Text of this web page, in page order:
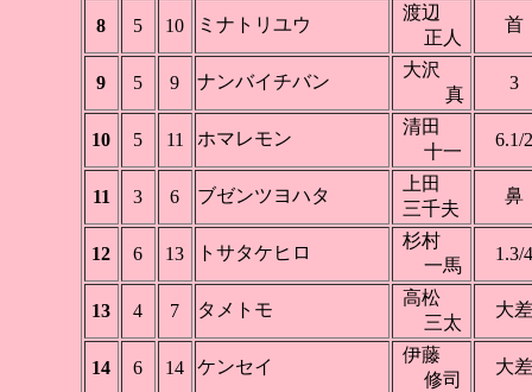
8 5 10 ミナトリユウ
渡辺
正人
首
9 5 9 ナンバイチバン
大沢
真
3
10 5 11 ホマレモン
清田
十一
6.1/2
11 3 6 ブゼンツヨハタ
上田
三千夫
鼻
12 6 13 トサタケヒロ
杉村
一馬
1.3/4
13 4 7 タメトモ
高松
三太
大差
14 6 14 ケンセイ
伊藤
修司
大差